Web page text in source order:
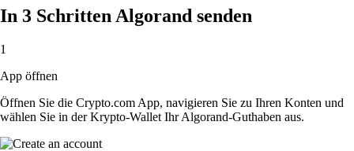
In 3 Schritten Algorand senden
1
App öffnen
Öffnen Sie die Crypto.com App, navigieren Sie zu Ihren Konten und
wählen Sie in der Krypto-Wallet Ihr Algorand-Guthaben aus.